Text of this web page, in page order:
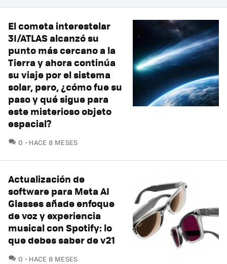
El cometa interestelar
3I/ATLAS alcanzó su
punto más cercano a la
Tierra y ahora continúa
su viaje por el sistema
solar, pero, ¿cómo fue su
paso y qué sigue para
este misterioso objeto
espacial?
0 COMENTARIOS
HACE 8 MESES
Actualización de
software para Meta AI
Glasses añade enfoque
de voz y experiencia
musical con Spotify: lo
que debes saber de v21
0 COMENTARIOS
HACE 8 MESES